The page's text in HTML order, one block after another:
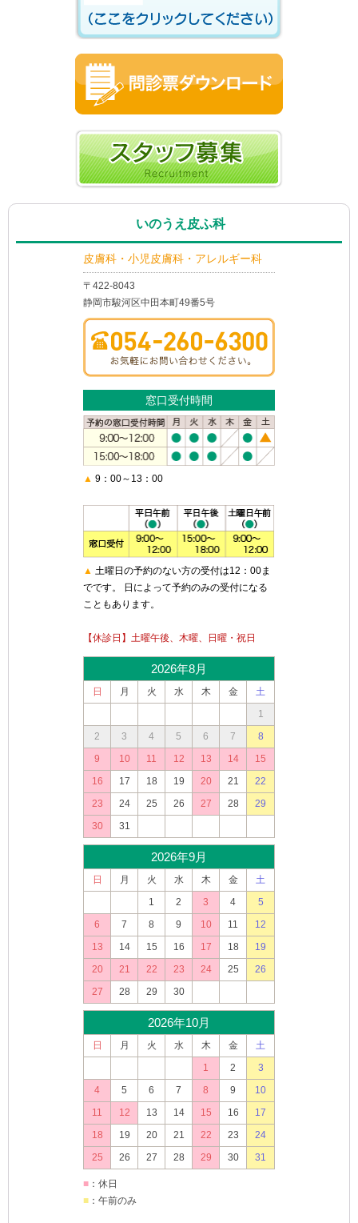
いのうえ皮ふ科
皮膚科・小児皮膚科・アレルギー科
〒422-8043
静岡市駿河区中田本町49番5号
窓口受付時間
▲ 9：00～13：00
▲ 土曜日の予約のない方の受付は12：00ま
でです。 日によって予約のみの受付になる
こともあります。
【休診日】土曜午後、木曜、日曜・祝日
2026年8月
日 月 火 水 木 金
土
1
2
3 4 5 6 7
8
9
10 11 12 13 14
15
16
17 18 19 20 21
22
23
24 25 26 27 28
29
30
31
2026年9月
日 月 火 水 木 金
土
1
2 3 4
5
6
7 8 9 10 11
12
13
14 15 16 17 18
19
20
21 22 23 24 25
26
27
28 29 30
2026年10月
日 月 火 水 木 金
土
1
2
3
4
5 6 7 8 9
10
11
12 13 14 15 16
17
18
19 20 21 22 23
24
25
26 27 28 29 30 31
■ ：休日
■ ：午前のみ